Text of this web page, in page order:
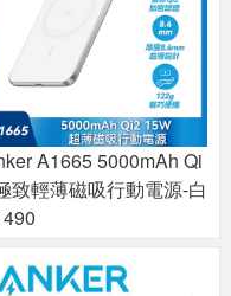
A1665 5000mAh Qi
致輕薄磁吸行動電源-白